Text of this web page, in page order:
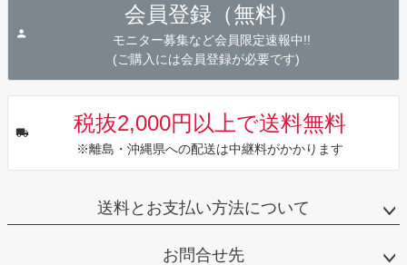
会員登録（無料）
モニター募集など会員限定速報中!!
(ご購入には会員登録が必要です)
税抜2,000円以上で送料無料
※離島・沖縄県への配送は中継料がかかります
送料とお支払い方法について
お問合せ先